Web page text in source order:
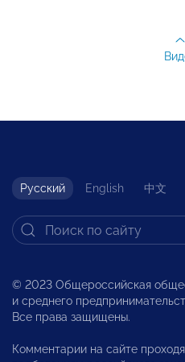
Русский English 中文
© 2023 Общероссийская
и среднего
Все права защищены.
Комментарии на сайте